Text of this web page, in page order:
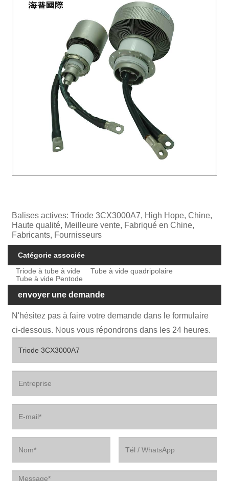
Balises actives: Triode 3CX3000A7, High Hope, Chine,
Haute qualité, Meilleure vente, Fabriqué en Chine,
Fabricants, Fournisseurs
Catégorie associée
Triode à tube à vide
Tube à vide quadripolaire
Tube à vide Pentode
envoyer une demande
N'hésitez pas à faire votre demande dans le formulaire
ci-dessous. Nous vous répondrons dans les 24 heures.